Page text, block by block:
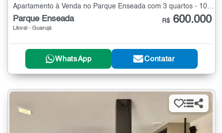
Apartamento à Venda no Parque Enseada com 3 quartos - 103 m²
Parque Enseada
Litoral - Guarujá
R$ 600.000
WhatsApp Contatar